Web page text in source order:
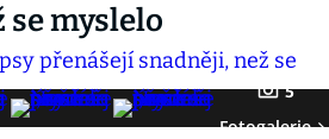
se myslelo
5
Fotogalerie